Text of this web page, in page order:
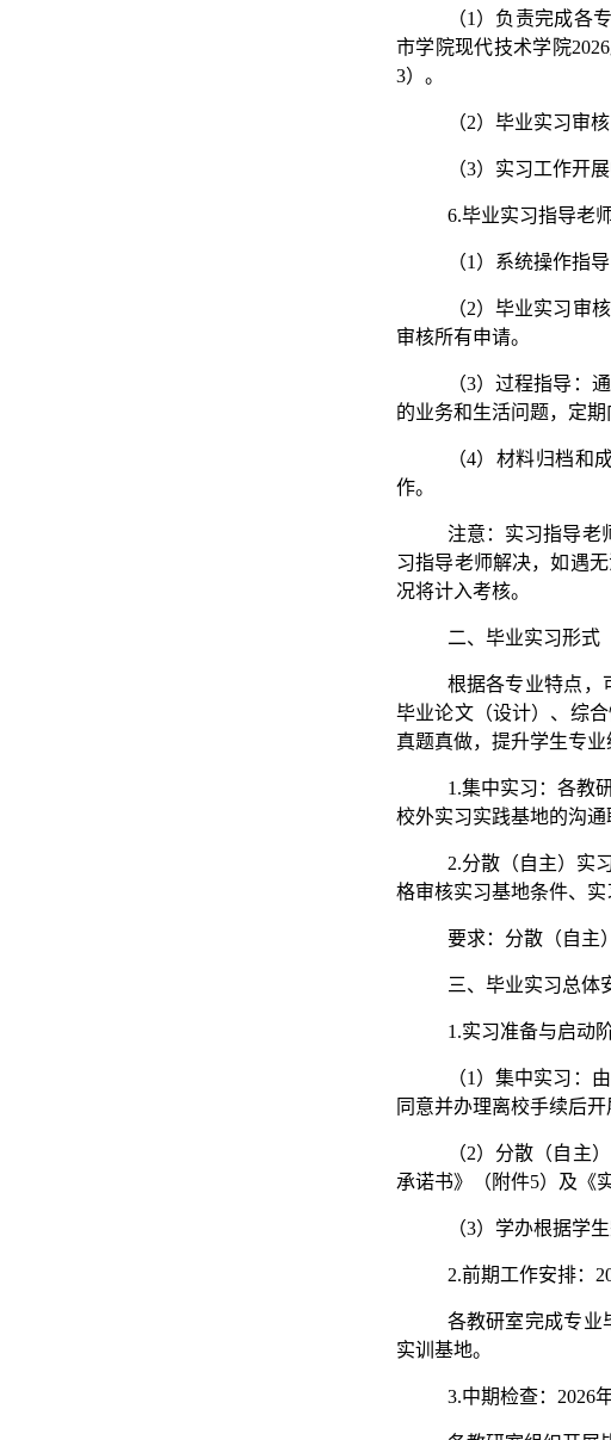
（1）负责完成各
市学院现代技术学院
3）。
（2）毕业实习审
（3）实习工作开
6.毕业实习指导老师
（1）系统操作指
（2）毕业实习审
审核所有申请。
（3）过程指导：
的业务和生活问题，定期
（4）材料归档和
作。
注意：实习指导老
习指导老师解决，如遇
况将计入考核。
二、毕业实习形式
根据各专业特点，
毕业论文（设计）、综
真题真做，提升学生专业
1.集中实习：各教
校外实习实践基地的沟
2.分散（自主）实
格审核实习基地条件、实
要求：分散（自主
三、毕业实习总体
1.实习准备与启动
（1）集中实习：
同意并办理离校手续后开
（2）分散（自主
承诺书》（附件5）及《
（3）学办根据学
2.前期工作安排：
各教研室完成专业
实训基地。
3.中期检查：2026